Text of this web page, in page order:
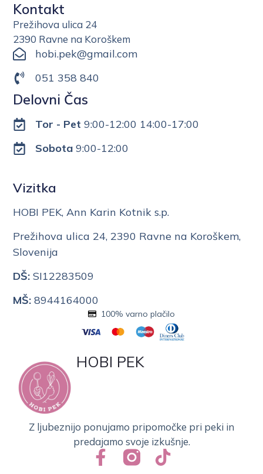
Kontakt
Prežihova ulica 24
2390 Ravne na Koroškem
hobi.pek@gmail.com
051 358 840
Delovni Čas
Tor - Pet 9:00-12:00 14:00-17:00
Sobota9:00-12:00
Vizitka
HOBI PEK, Ann Karin Kotnik s.p.
Prežihova ulica 24, 2390 Ravne na Koroškem,
Slovenija
DŠ: SI12283509
MŠ: 8944164000
HOBI PEK
Z ljubeznijo ponujamo pripomočke pri peki in
predajamo svoje izkušnje.
100% varno plačilo